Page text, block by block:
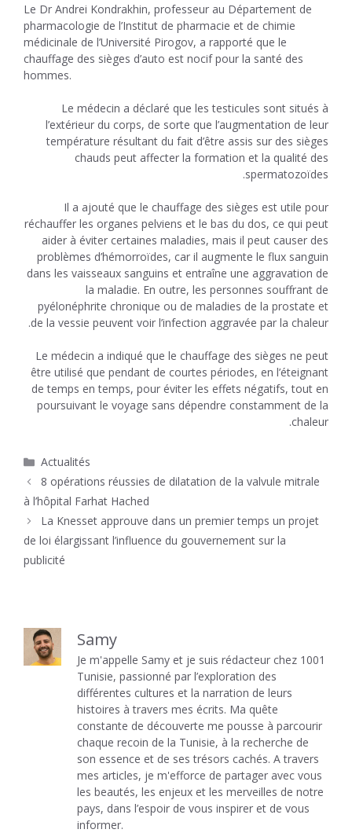
Le Dr Andrei Kondrakhin, professeur au Département de
pharmacologie de l’Institut de pharmacie et de chimie
médicinale de l’Université Pirogov, a rapporté que le
chauffage des sièges d’auto est nocif pour la santé des
hommes.
Le médecin a déclaré que les testicules sont situés à
l’extérieur du corps, de sorte que l’augmentation de leur
température résultant du fait d’être assis sur des sièges
chauds peut affecter la formation et la qualité des
spermatozoïdes.
Il a ajouté que le chauffage des sièges est utile pour
réchauffer les organes pelviens et le bas du dos, ce qui peut
aider à éviter certaines maladies, mais il peut causer des
problèmes d’hémorroïdes, car il augmente le flux sanguin
dans les vaisseaux sanguins et entraîne une aggravation de
la maladie. En outre, les personnes souffrant de
pyélonéphrite chronique ou de maladies de la prostate et
de la vessie peuvent voir l’infection aggravée par la chaleur.
Le médecin a indiqué que le chauffage des sièges ne peut
être utilisé que pendant de courtes périodes, en l’éteignant
de temps en temps, pour éviter les effets négatifs, tout en
poursuivant le voyage sans dépendre constamment de la
chaleur.
Catégories
Actualités
8 opérations réussies de dilatation de la valvule mitrale
à l’hôpital Farhat Hached
La Knesset approuve dans un premier temps un projet
de loi élargissant l’influence du gouvernement sur la
publicité
Samy
Je m'appelle Samy et je suis rédacteur chez 1001
Tunisie, passionné par l’exploration des
différentes cultures et la narration de leurs
histoires à travers mes écrits. Ma quête
constante de découverte me pousse à parcourir
chaque recoin de la Tunisie, à la recherche de
son essence et de ses trésors cachés. A travers
mes articles, je m'efforce de partager avec vous
les beautés, les enjeux et les merveilles de notre
pays, dans l’espoir de vous inspirer et de vous
informer.